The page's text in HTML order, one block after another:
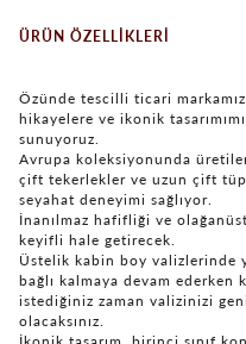
ÜRÜN ÖZELLIKLERI
Özünde tescilli ticari
hikayelere ve ikonik
sunuyoruz.
Avrupa koleksiyonunda
çift tekerlekler ve uzun çift
seyahat deneyimi sağlıyor.
İnanılmaz hafifliği ve
keyifli hale getirecek.
Üstelik kabin boy valizlerinde
bağlı kalmaya devam ederken
istediğiniz zaman valizinizi
olacaksınız.